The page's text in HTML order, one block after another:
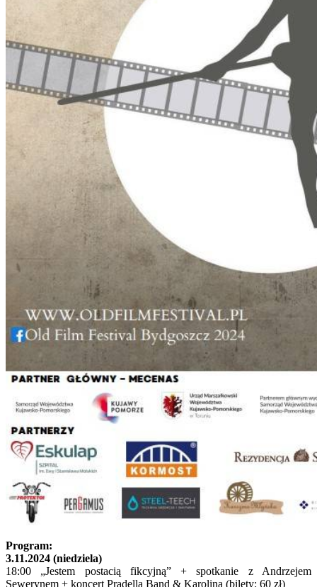
Program:
3.11.2024 (niedziela)
18:00 „Jestem postacią fikcyjną” + spotkanie z Andrzejem
Sewerynem + koncert Pradella Band & Karolina (bilety: 60 zł)